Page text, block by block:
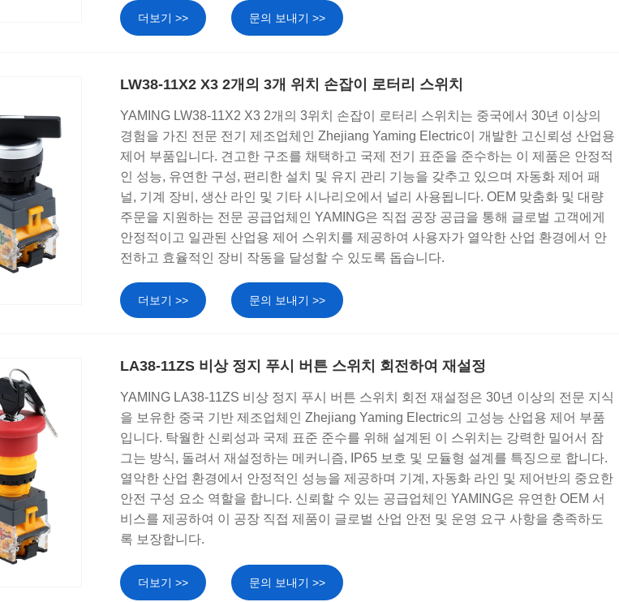
더보기 >> 문의 보내기 >>
LW38-11X2 X3 2개의 3개 위치 손잡이 로터리 스위치
YAMING LW38-11X2 X3 2개의 3위치 손잡이 로터리 스위치는 중국에서 30년 이상의
경험을 가진 전문 전기 제조업체인 Zhejiang Yaming Electric이 개발한 고신뢰성 산업용
제어 부품입니다. 견고한 구조를 채택하고 국제 전기 표준을 준수하는 이 제품은 안정적
인 성능, 유연한 구성, 편리한 설치 및 유지 관리 기능을 갖추고 있으며 자동화 제어 패
널, 기계 장비, 생산 라인 및 기타 시나리오에서 널리 사용됩니다. OEM 맞춤화 및 대량
주문을 지원하는 전문 공급업체인 YAMING은 직접 공장 공급을 통해 글로벌 고객에게
안정적이고 일관된 산업용 제어 스위치를 제공하여 사용자가 열악한 산업 환경에서 안
전하고 효율적인 장비 작동을 달성할 수 있도록 돕습니다.
더보기 >> 문의 보내기 >>
LA38-11ZS 비상 정지 푸시 버튼 스위치 회전하여 재설정
YAMING LA38-11ZS 비상 정지 푸시 버튼 스위치 회전 재설정은 30년 이상의 전문 지식
을 보유한 중국 기반 제조업체인 Zhejiang Yaming Electric의 고성능 산업용 제어 부품
입니다. 탁월한 신뢰성과 국제 표준 준수를 위해 설계된 이 스위치는 강력한 밀어서 잠
그는 방식, 돌려서 재설정하는 메커니즘, IP65 보호 및 모듈형 설계를 특징으로 합니다.
열악한 산업 환경에서 안정적인 성능을 제공하며 기계, 자동화 라인 및 제어반의 중요한
안전 구성 요소 역할을 합니다. 신뢰할 수 있는 공급업체인 YAMING은 유연한 OEM 서
비스를 제공하여 이 공장 직접 제품이 글로벌 산업 안전 및 운영 요구 사항을 충족하도
록 보장합니다.
더보기 >> 문의 보내기 >>